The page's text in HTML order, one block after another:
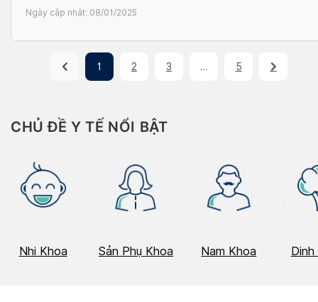
gây ra cảm giác khát nước liên tục. Cùng Docosan tìm hiểu
Ngày cập nhật: 08/01/2025
1 2 3 … 5
CHỦ ĐỀ Y TẾ NỔI BẬT
Nhi Khoa Sản Phụ Khoa Nam Khoa